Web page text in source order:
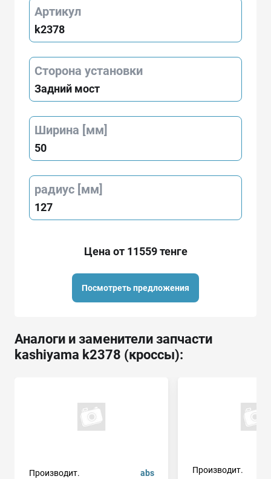
Артикул
k2378
Сторона установки
Задний мост
Ширина [мм]
50
радиус [мм]
127
Цена от 11559 тенге
Посмотреть предложения
Аналоги и заменители запчасти
kashiyama k2378 (кроссы):
Производит.
abs
Производит.